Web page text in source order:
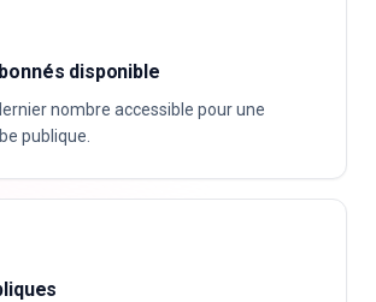
disponible
nombre accessible pour une
publique.